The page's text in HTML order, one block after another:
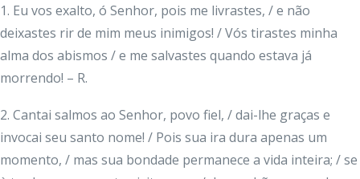
1. Eu vos exalto, ó Senhor, pois me livrastes, / e não
deixastes rir de mim meus inimigos! / Vós tirastes minha
alma dos abismos / e me salvastes quando estava já
morrendo! – R.
2. Cantai salmos ao Senhor, povo fiel, / dai-lhe graças e
invocai seu santo nome! / Pois sua ira dura apenas um
momento, / mas sua bondade permanece a vida inteira; / se